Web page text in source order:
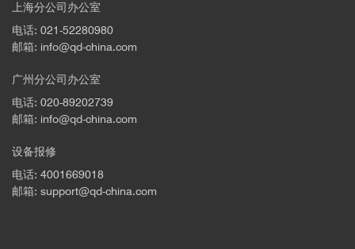
advances 4.2 (2018): eaar8082.
[30] Boudjemaa, Rym, et al. "Impact of bacterial membrane fatty
acid composition on the failure of daptomycin to kill
Staphylococcus aureus." Antimicrobial agents and
上海分公司办公室
电话: 021-52280980
邮箱: info@qd-china.com
广州分公司办公室
电话: 020-89202739
邮箱: info@qd-china.com
设备报修
电话: 4001669018
邮箱: support@qd-china.com